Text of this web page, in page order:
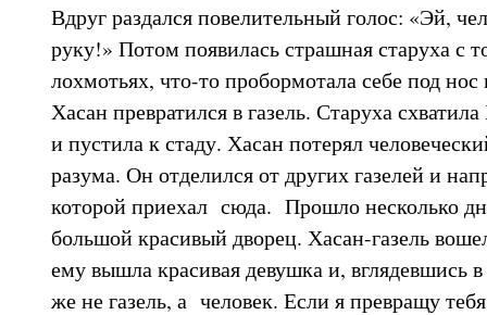
Вдруг раздался повелительный голос: «Эй,
руку!» Потом появилась страшная старуха с
лохмотьях, что-то пробормотала себе под
Хасан превратился в газель. Старуха
и пустила к стаду. Хасан потерял
разума. Он отделился от других газелей и
которой приехал сюда. Прошло несколько
большой красивый дворец. Хасан-газель
ему вышла красивая девушка и, вглядевшись
же не газель, а человек. Если я превращу